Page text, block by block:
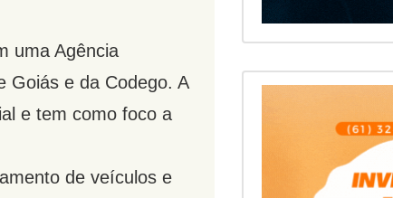
uma Agência
Goiás e da Codego. A
e tem como foco a
de veículos e